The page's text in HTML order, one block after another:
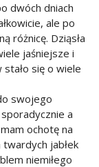
dwóch dniach
ale po
różnicę. Dziąsła
jaśniejsze i
się o wiele
swojego
a
ochotę na
jabłek
niemiłego